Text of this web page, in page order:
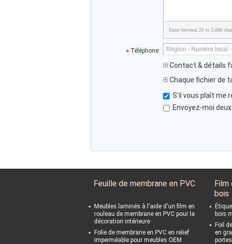
Enter between 20 to 3,000
Téléphone:
Contact & détails
Chaque fichier de
S'il vous plaît me
Envoyez-moi
Feuille de membrane en PVC
Meubles laminés à l'aide d'un film en
rouleau de membrane en PVC pour la
décoration intérieure
Folie de membrane en PVC en relief
imperméable pour meubles OEM
Film
bois
bois
Foil
en
portes